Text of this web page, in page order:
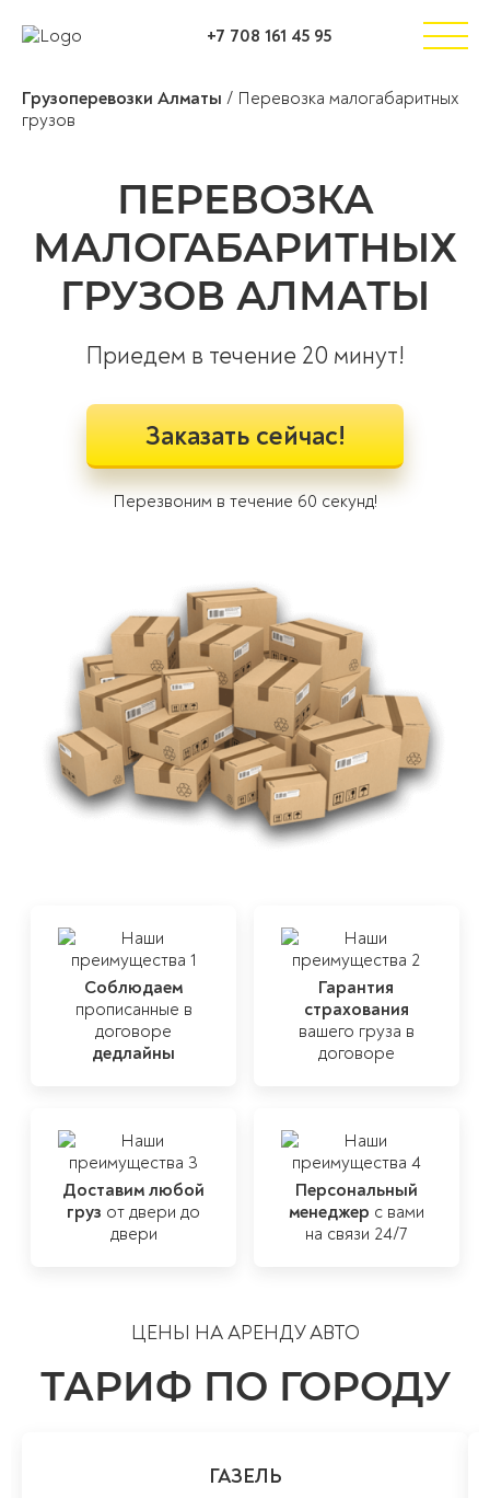
+7 708 161 45 95
Грузоперевозки Алматы / Перевозка малогабаритных
грузов
ПЕРЕВОЗКА
МАЛОГАБАРИТНЫХ
ГРУЗОВ АЛМАТЫ
Приедем в течение 20 минут!
Заказать сейчас!
Перезвоним в течение 60 секунд!
Соблюдаем
прописанные в
договоре
дедлайны
Гарантия
страхования
вашего груза в
договоре
Доставим любой
груз от двери до
двери
Персональный
менеджер с вами
на связи 24/7
ЦЕНЫ НА АРЕНДУ АВТО
ТАРИФ ПО ГОРОДУ
ГАЗЕЛЬ